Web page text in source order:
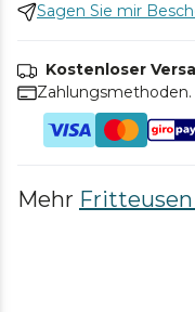
Sagen Sie mir
Kostenloser
Zahlungsmethoden.
Mehr